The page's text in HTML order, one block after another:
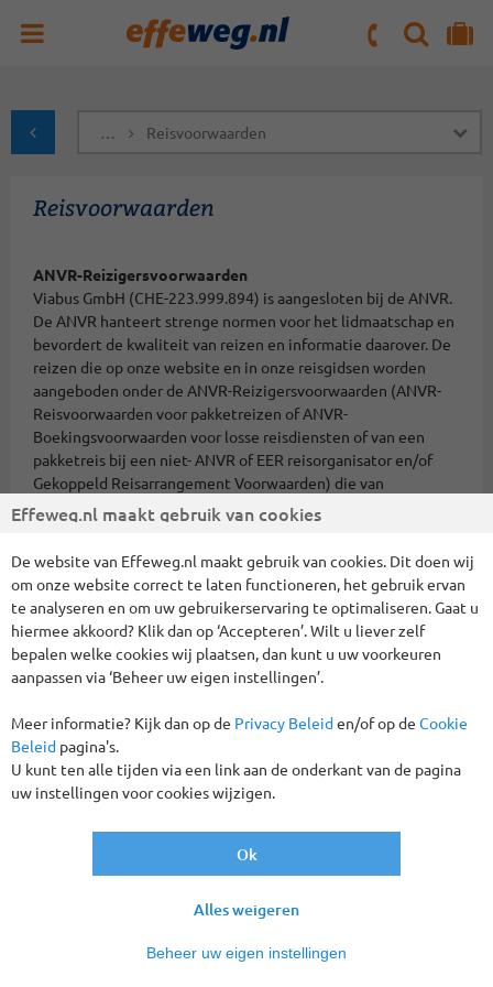
ZOEKENNAAR 'MIJN REIS' OMGEVING
… Reisvoorwaarden
Reisvoorwaarden
ANVR-Reizigersvoorwaarden
Viabus GmbH (CHE-223.999.894) is aangesloten bij de ANVR.
De ANVR hanteert strenge normen voor het lidmaatschap en
bevordert de kwaliteit van reizen en informatie daarover. De
reizen die op onze website en in onze reisgidsen worden
aangeboden onder de ANVR-Reizigersvoorwaarden (ANVR-
Reisvoorwaarden voor pakketreizen of ANVR-
Boekingsvoorwaarden voor losse reisdiensten of van een
pakketreis bij een niet- ANVR of EER reisorganisator en/of
Gekoppeld Reisarrangement Voorwaarden) die van
toepassing zijn op alle aanbiedingen op onze website of in
onze reisgids tenzij uitdrukkelijk wordt aangegeven dat dit
niet het geval is.
Klik hier
of ga naar www.anvr.nl/reizigersvoorwaarden.pdf
voor het lezen en opslaan van de ANVR-
Reizigersvoorwaarden en overige belangrijke informatie. Op
het boekingsformulier (online boeking) moet u aanvinken dat
u voor boeking kennis heeft genomen van en akkoord gaat
met de specifieke voorwaarden uit de ANVR-
Reizigersvoorwaarden die van toepassing zijn op uw boeking,
t.w. de ANVR-Reisvoorwaarden voor pakketreizen of ANVR-
Boekingsvoorwaarden voor losse reisdiensten of van een
pakketreis bij een niet- ANVR of EER reisorganisator en/of
Gekoppeld Reisarrangement Voorwaarden en overige ANVR-
informatie.Klik hierof ga naar www.anvr.nl/anvr-brochure.pdf
Effeweg.nl maakt gebruik van cookies
De website van Effeweg.nl maakt gebruik van cookies. Dit doen wij
om onze website correct te laten functioneren, het gebruik ervan
te analyseren en om uw gebruikerservaring te optimaliseren. Gaat u
hiermee akkoord? Klik dan op ‘Accepteren’. Wilt u liever zelf
bepalen welke cookies wij plaatsen, dan kunt u uw voorkeuren
aanpassen via ‘Beheer uw eigen instellingen’.
Meer informatie? Kijk dan op de Privacy Beleiden/of op de Cookie
Beleid pagina's.
U kunt ten alle tijden via een link aan de onderkant van de pagina
uw instellingen voor cookies wijzigen.
Beheer uw eigen instellingen
Alles weigeren
Ok